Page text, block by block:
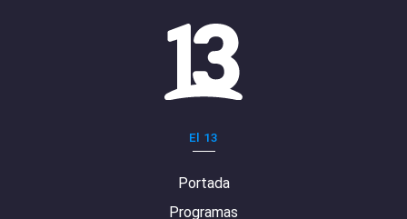
El 13
Portada
Programas